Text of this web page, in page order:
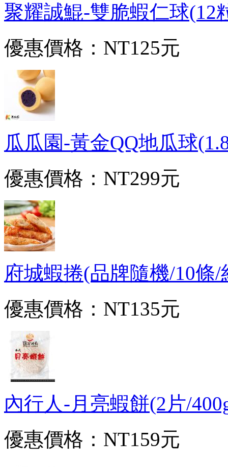
聚耀誠鯤-雙脆蝦仁球(12
優惠價格： NT125元
瓜瓜園-黃金QQ地瓜球
優惠價格： NT299元
府城蝦捲(品牌隨機/10條/
優惠價格： NT135元
內行人-月亮蝦餅(2片/
優惠價格： NT159元